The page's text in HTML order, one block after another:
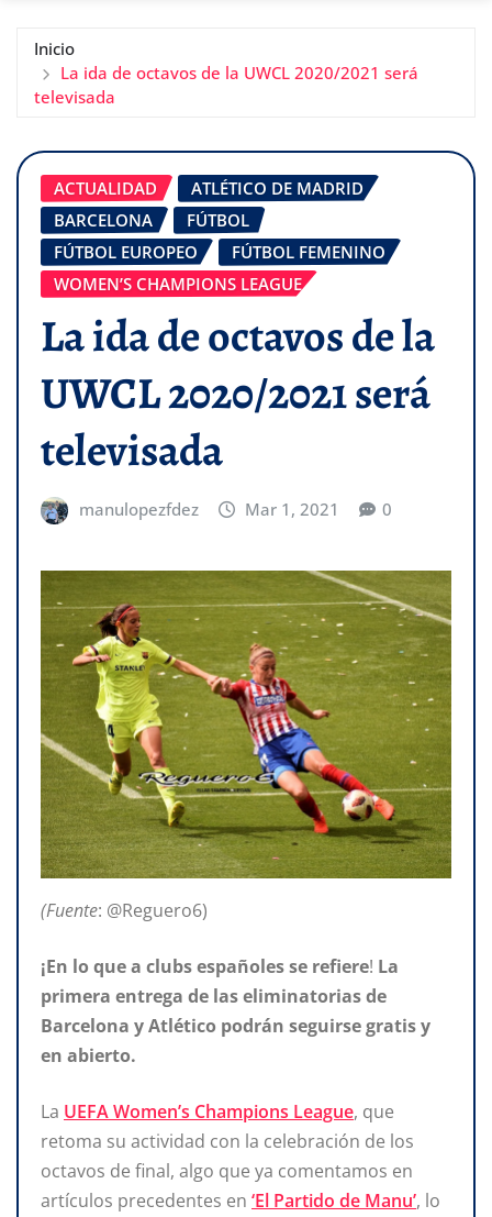
Inicio
La ida de octavos de la UWCL 2020/2021 será
televisada
ACTUALIDAD
ATLÉTICO DE MADRID
BARCELONA
FÚTBOL
FÚTBOL EUROPEO
FÚTBOL FEMENINO
WOMEN’S CHAMPIONS LEAGUE
La ida de octavos de la
UWCL 2020/2021 será
televisada
manulopezfdez Mar 1, 2021 0
(Fuente: @Reguero6)
¡En lo que a clubs españoles se refiere! La
primera entrega de las eliminatorias de
Barcelona y Atlético podrán seguirsegratis y
en abierto.
La UEFA Women’s Champions League, que
retoma su actividad con la celebración de los
octavos de final, algo que ya comentamos en
artículos precedentes en ‘El Partido de Manu’, lo